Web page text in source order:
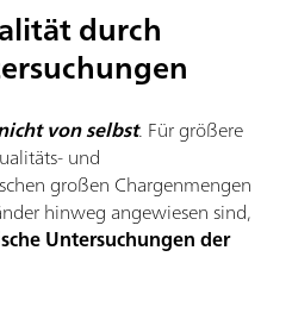
durch
von selbst. Für größere
und
großen Chargenmengen
hinweg angewiesen sind,
Untersuchungen der